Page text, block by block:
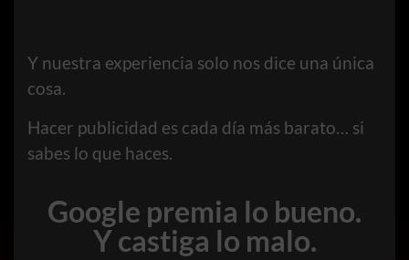
Y nuestra experiencia solo nos dice una única
cosa.
Hacer publicidad es cada día más barato… si
sabes lo que haces.
Google premia lo bueno.
Y castiga lo malo.